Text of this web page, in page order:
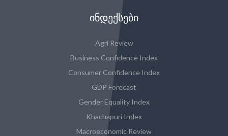
ᲘᲜᲓᲔᲥᲡᲔᲑᲘ
Agri Review
Business Confidence Index
Consumer Confidence Index
GDP Forecast
Gender Equality Index
Khachapuri Index
Macroeconomic Review